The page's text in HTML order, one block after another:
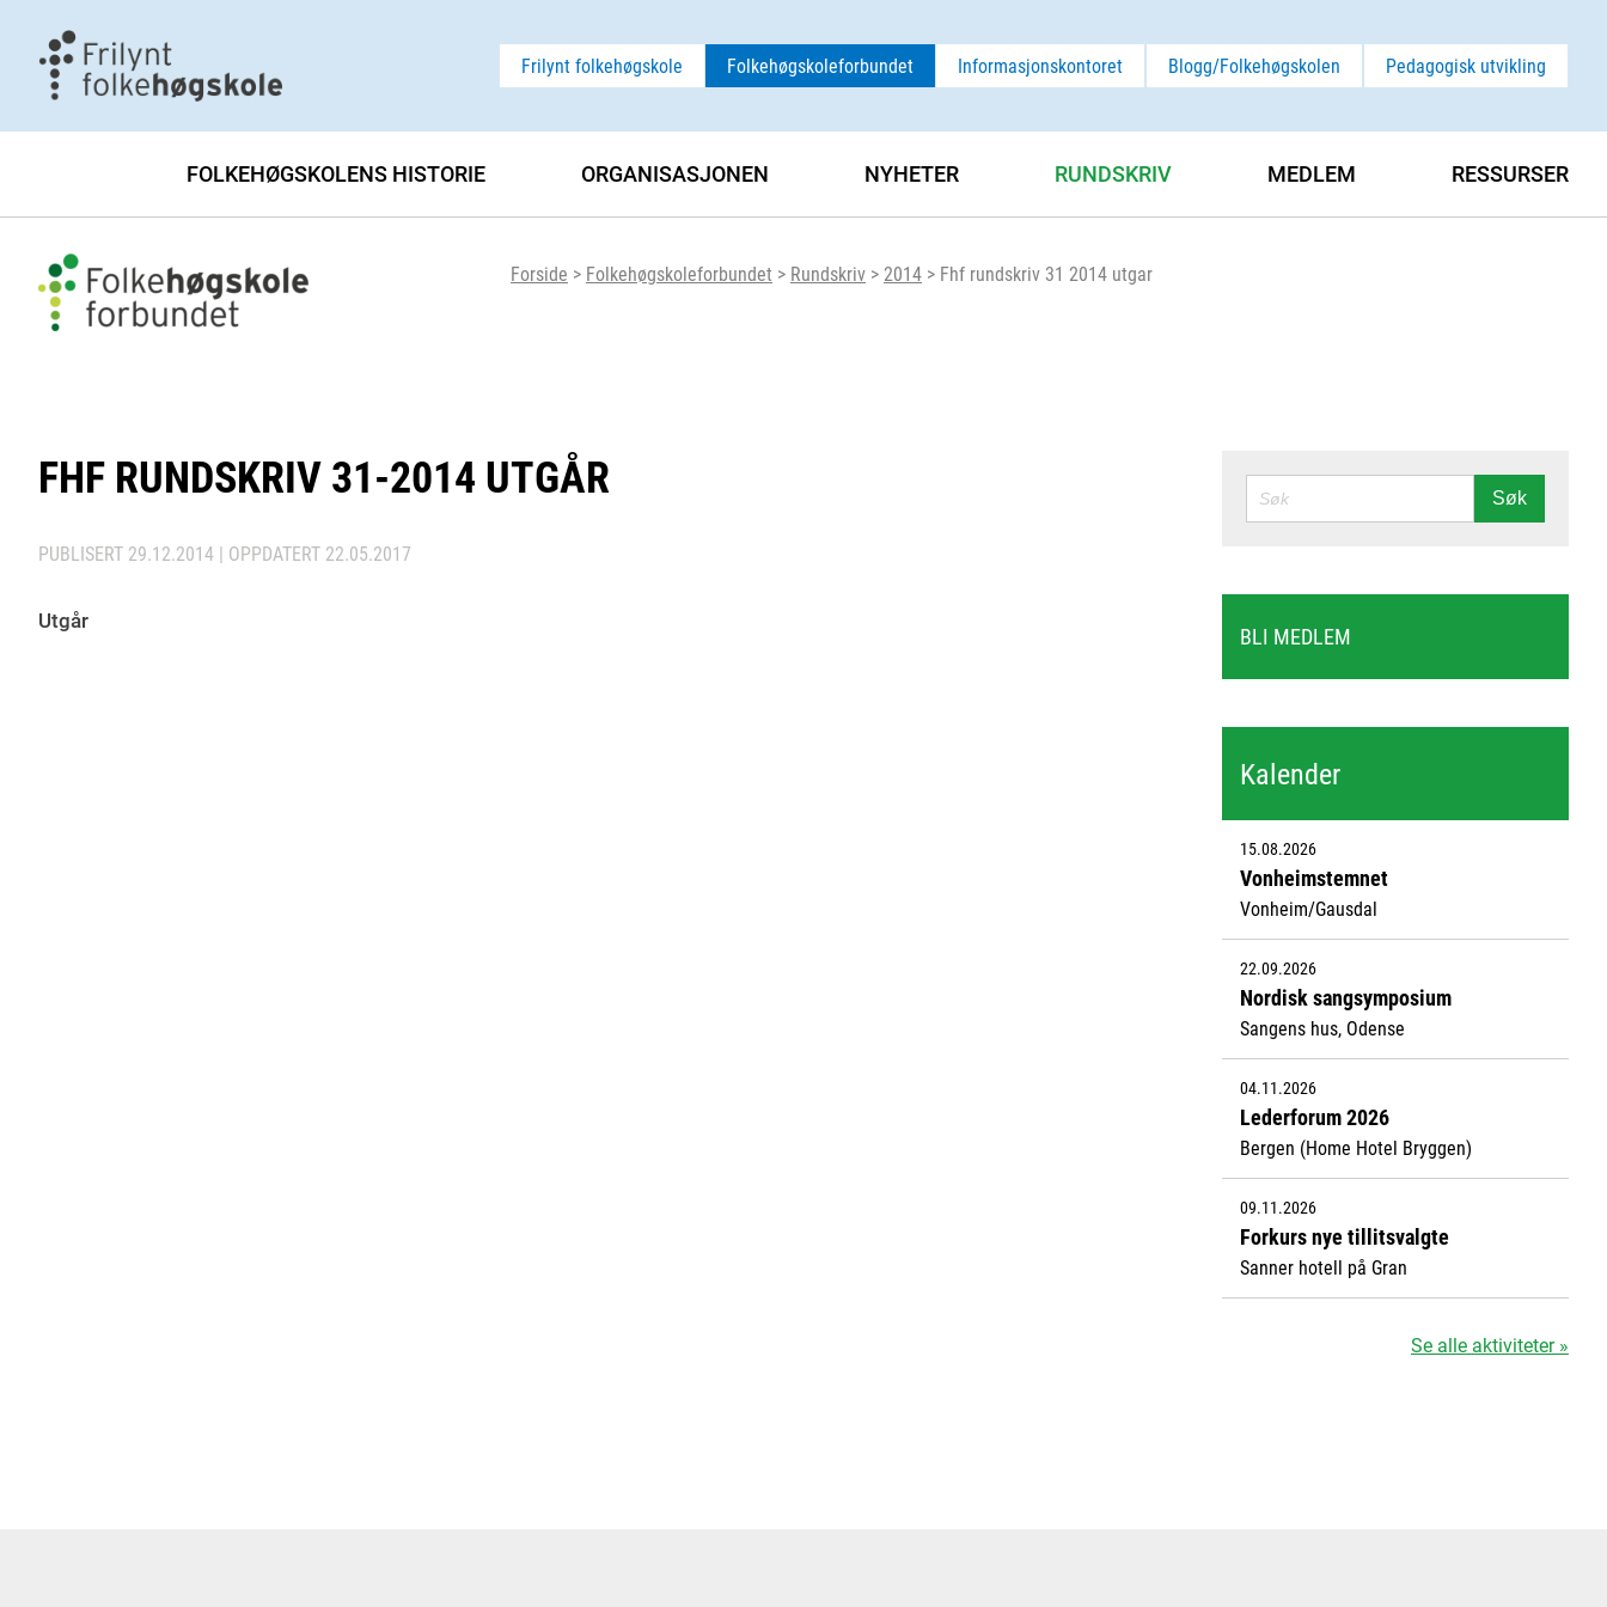
Frilynt folkehøgskole Folkehøgskoleforbundet Informasjonskontoret Blogg/Folkehøgskolen Pedagogisk utvikling
Forside > Folkehøgskoleforbundet > Rundskriv > 2014 > Fhf rundskriv 31 2014 utgar
FOLKEHØGSKOLENS HISTORIE ORGANISASJONEN NYHETER RUNDSKRIV MEDLEM RESSURSER
FHF RUNDSKRIV 31-2014 UTGÅR
PUBLISERT 29.12.2014 | OPPDATERT 22.05.2017
Utgår
SØK Søk
BLI MEDLEM
Kalender
15.08.2026
Vonheimstemnet
Vonheim/Gausdal
22.09.2026
Nordisk sangsymposium
Sangens hus, Odense
04.11.2026
Lederforum 2026
Bergen (Home Hotel Bryggen)
09.11.2026
Forkurs nye tillitsvalgte
Sanner hotell på Gran
Se alle aktiviteter »